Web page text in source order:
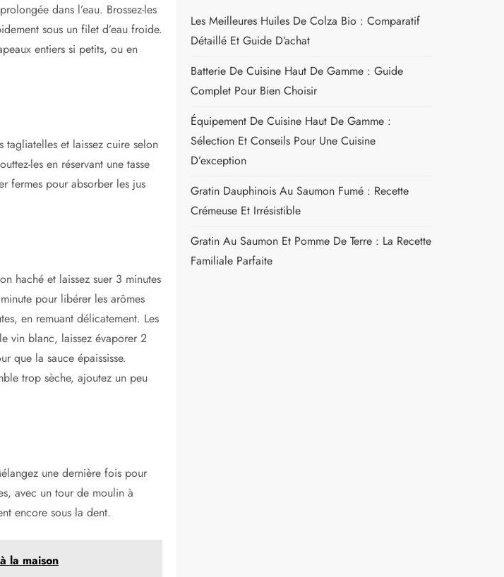
dans l’eau. Brossez-les
sous un filet d’eau froide.
entiers si petits, ou en
tagliatelles et laissez cuire selon
les en réservant une tasse
fermes pour absorber les jus
haché et laissez suer 3 minutes
pour libérer les arômes
en remuant délicatement. Les
vin blanc, laissez évaporer 2
que la sauce épaississe.
trop sèche, ajoutez un peu
une dernière fois pour
avec un tour de moulin à
encore sous la dent.
la maison
Les Meilleures Huiles De Colza Bio : Comparatif
Détaillé Et Guide D’achat
Batterie De Cuisine Haut De Gamme : Guide
Complet Pour Bien Choisir
Équipement De Cuisine Haut De Gamme :
Sélection Et Conseils Pour Une Cuisine
D’exception
Gratin Dauphinois Au Saumon Fumé : Recette
Crémeuse Et Irrésistible
Gratin Au Saumon Et Pomme De Terre : La Recette
Familiale Parfaite